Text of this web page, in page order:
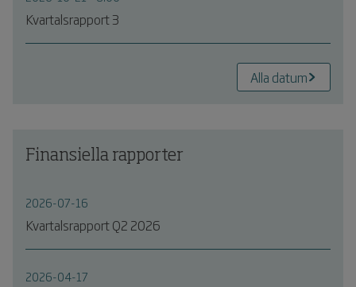
Kvartalsrapport 3
Alla datum
Finansiella rapporter
2026-07-16
Kvartalsrapport Q2 2026
2026-04-17